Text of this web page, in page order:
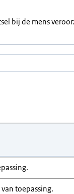
bij de mens
toepassing.